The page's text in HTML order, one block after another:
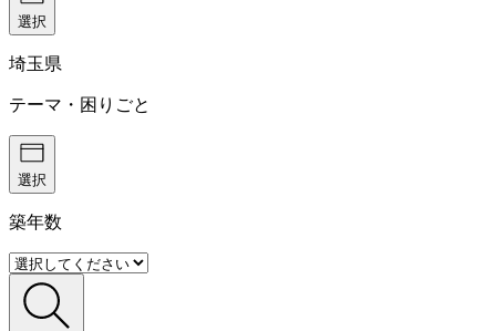
選択
埼玉県
テーマ・困りごと
選択
築年数